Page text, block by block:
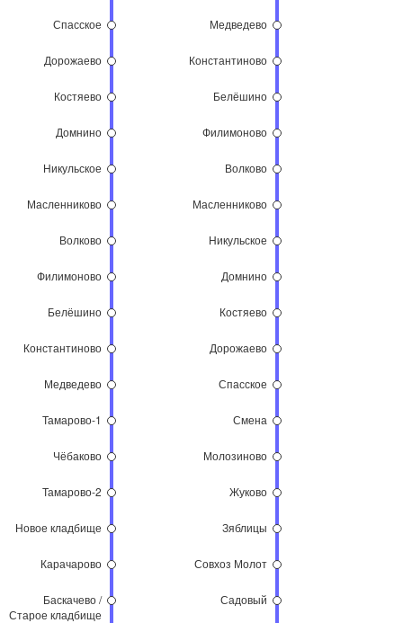
Спасское
Дорожаево
Костяево
Домнино
Никульское
Масленниково
Волково
Филимоново
Белёшино
Константиново
Медведево
Тамарово-1
Чёбаково
Тамарово-2
Новое кладбище
Карачарово
Баскачево /
Старое кладбище
Медведево
Константиново
Белёшино
Филимоново
Волково
Масленниково
Никульское
Домнино
Костяево
Дорожаево
Спасское
Смена
Молозиново
Жуково
Зяблицы
Совхоз Молот
Садовый